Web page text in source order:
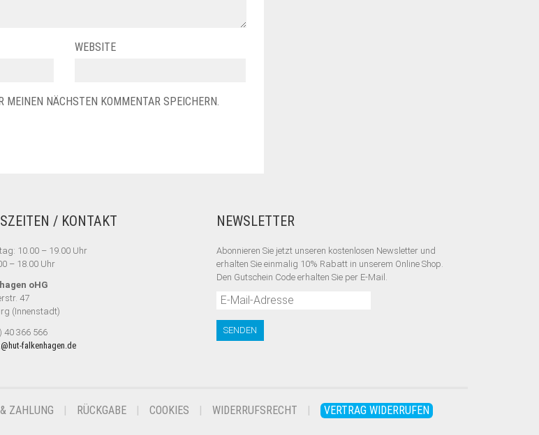
WEBSITE
MEINEN NÄCHSTEN KOMMENTAR SPEICHERN.
/ KONTAKT
10.00 – 19.00 Uhr
– 18.00 Uhr
oHG
47
(Innenstadt)
40 366 566
falkenhagen.de
NEWSLETTER
Abonnieren Sie jetzt unseren kostenlosen Newsletter und
erhalten Sie einmalig 10% Rabatt in unserem Online Shop.
Den Gutschein Code erhalten Sie per E-Mail.
ZAHLUNG RÜCKGABE COOKIES WIDERRUFSRECHT VERTRAG WIDERRUFEN